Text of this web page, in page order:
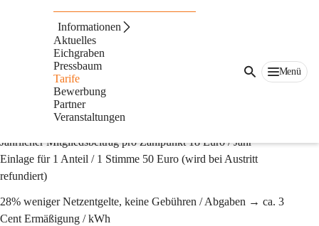
Informationen
Aktuelles
Eichgraben
Pressbaum
Tarife
Bewerbung
Partner
Veranstaltungen
Menü
Tarife
Günstiger Strom von einer der beiden Energiegemeinschaften
Bei beiden Energiegemeinschaft können Sie zu folgenden
Bedingungen Ökostrom aus der Region beziehen:
Strombezug 10,90 Cent / kWh (exkl. USt.)
Einspeisevergütung 9,0 Cent / kWh
Jährlicher Mitgliedsbeitrag pro Zählpunkt 18 Euro / Jahr
Einlage für 1 Anteil / 1 Stimme 50 Euro (wird bei Austritt
refundiert)
28% weniger Netzentgelte, keine Gebühren / Abgaben → ca. 3
Cent Ermäßigung / kWh